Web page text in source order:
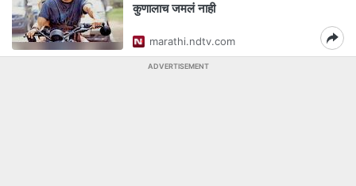
कुणालाच जमलं नाही
marathi.ndtv.com
ADVERTISEMENT